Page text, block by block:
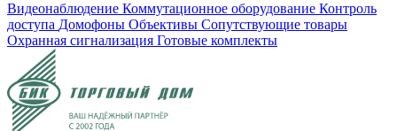
Видеонаблюдение Коммутационное оборудование Контроль
доступа Домофоны Объективы Сопутствующие товары
Охранная сигнализация Готовые комплекты